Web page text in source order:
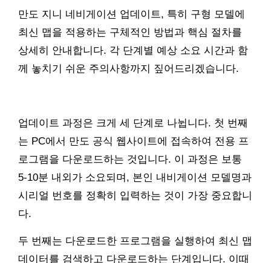
만도 지니 네비게이션 업데이트, 특히 구형 모델에
최신 맵을 적용하는 구체적인 방법과 핵심 절차를
상세히 안내합니다. 각 단계별 예상 소요 시간과 함
께 놓치기 쉬운 주의사항까지 짚어드리겠습니다.
업데이트 과정은 크게 세 단계로 나뉩니다. 첫 번째
는 PC에서 만도 공식 웹사이트에 접속하여 전용 프
로그램을 다운로드하는 것입니다. 이 과정은 보통
5-10분 내외가 소요되며, 본인 내비게이션 모델명과
시리얼 번호를 정확히 입력하는 것이 가장 중요합니
다.
두 번째는 다운로드한 프로그램을 실행하여 최신 맵
데이터를 검색하고 다운로드하는 단계입니다. 이때